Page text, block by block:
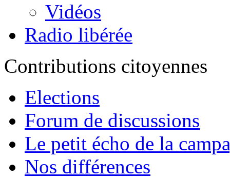
Vidéos
Radio libérée
Contributions citoyennes
Elections
Forum de discussions
Le petit écho de la
Nos différences